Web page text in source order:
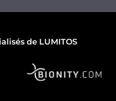
de LUMITOS